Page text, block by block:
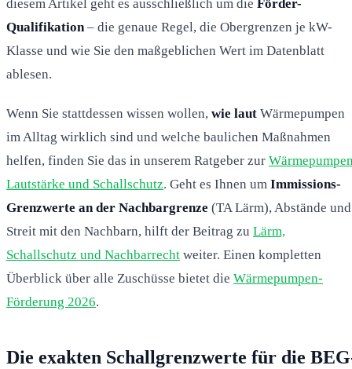
diesem Artikel geht es ausschließlich um die Förder-
Qualifikation – die genaue Regel, die Obergrenzen je kW-
Klasse und wie Sie den maßgeblichen Wert im Datenblatt
ablesen.
Wenn Sie stattdessen wissen wollen, wie laut Wärmepumpen
im Alltag wirklich sind und welche baulichen Maßnahmen
helfen, finden Sie das in unserem Ratgeber zur
Lautstärke und Schallschutz. Geht es Ihnen um Immissions-
Grenzwerte an der Nachbargrenze (TA Lärm), Abstände und
Streit mit den Nachbarn, hilft der Beitrag zu Lärm,
Schallschutz und Nachbarrecht weiter. Einen kompletten
Überblick über alle Zuschüsse bietet die Wärmepumpen-
Förderung 2026.
Die exakten Schallgrenzwerte für die